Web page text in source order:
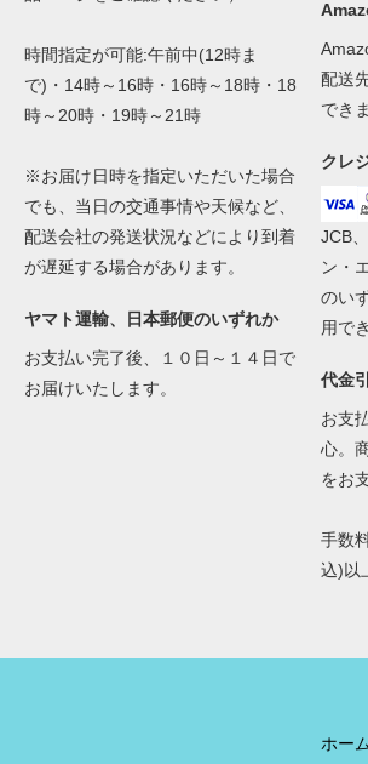
時間指定が可能:午前中(12時ま
で)・14時～16時・16時～18時・18
時～20時・19時～21時
※お届け日時を指定いただいた場合
でも、当日の交通事情や天候など、
配送会社の発送状況などにより到着
が遅延する場合があります。
ヤマト運輸、日本郵便のいずれか
お支払い完了後、１０日～１４日で
お届けいたします。
配送
でき
クレ
JCB
ン・
のい
用で
代金
お支
心。
をお
手数
込)以
ホー